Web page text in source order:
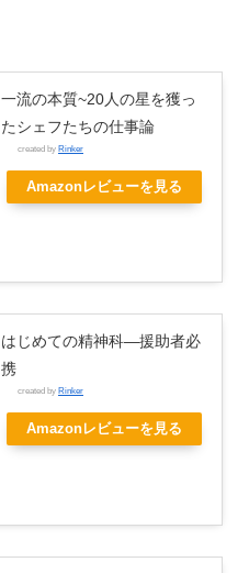
一流の本質~20人の星を獲っ
たシェフたちの仕事論
created by Rinker
Amazonレビューを見る
はじめての精神科―援助者必
携
created by Rinker
Amazonレビューを見る